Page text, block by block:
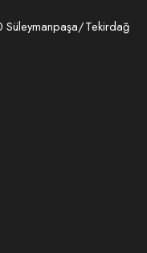
Süleymanpaşa/Tekirdağ